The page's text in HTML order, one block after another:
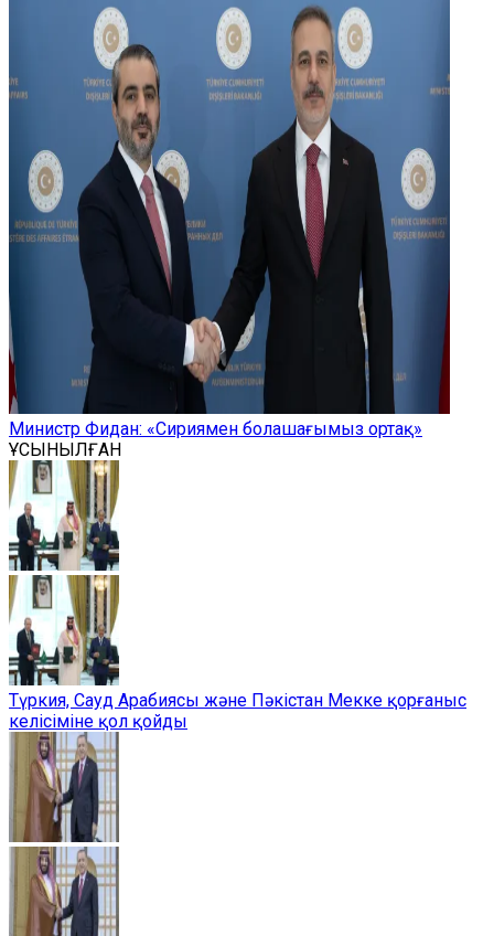
Министр Фидан: «Сириямен болашағымыз ортақ»
ҰСЫНЫЛҒАН
Түркия, Сауд Арабиясы және Пәкістан Мекке қорғаныс
келісіміне қол қойды